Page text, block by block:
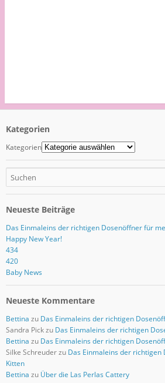
Kategorien
Kategorien
Neueste Beiträge
Das Einmaleins der richtigen Dosenöffner für
Happy New Year!
434
420
Baby News
Neueste Kommentare
Bettina zu Das Einmaleins der richtigen
Sandra Pickzu Das Einmaleins der richtigen
Bettina zu Das Einmaleins der richtigen
Silke Schreuderzu Das Einmaleins der
Kitten
Bettina zu Über die Las Perlas Cattery